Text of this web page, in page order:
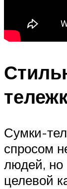
Сумки-
спросом
людей, но
целевой